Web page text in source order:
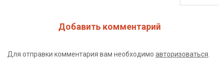
Добавить комментарий
Для отправки комментария вам необходимо авторизоваться